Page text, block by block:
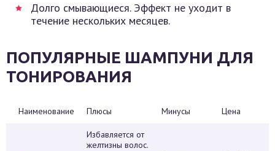
Долго смывающиеся. Эффект не уходит в
течение нескольких месяцев.
ПОПУЛЯРНЫЕ ШАМПУНИ ДЛЯ
ТОНИРОВАНИЯ
Наименование Плюсы Минусы Цена
Избавляется от
желтизны волос.